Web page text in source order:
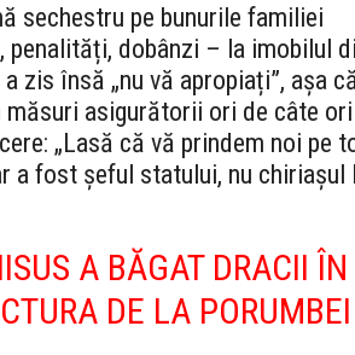
sechestru pe bunurile familiei
dobânzi – la imobilul
zis însă „nu vă apropiați”, așa că
măsuri asigurătorii ori de câte ori
„Lasă că vă prindem noi pe
a fost șeful statului, nu chiriașul
A BĂGAT DRACII ÎN
DE LA PORUMBEI